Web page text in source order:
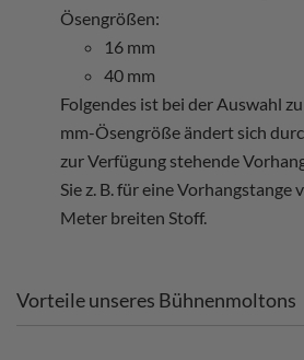
Ösengrößen:
16 mm
40 mm
Folgendes ist bei der Auswahl
mm-Ösengröße ändert sich
zur Verfügung stehende
Sie z. B. für eine Vorhangstange
Meter breiten Stoff.
Vorteile unseres Bühnenmoltons